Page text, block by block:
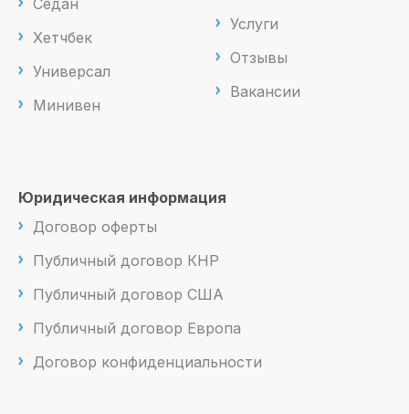
Седан
Хетчбек
Универсал
Минивен
Услуги
Отзывы
Вакансии
Юридическая информация
Договор оферты
Публичный договор КНР
Публичный договор США
Публичный договор Европа
Договор конфиденциальности